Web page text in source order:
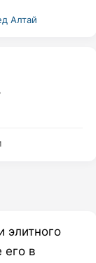
Алтай
элитного
его в